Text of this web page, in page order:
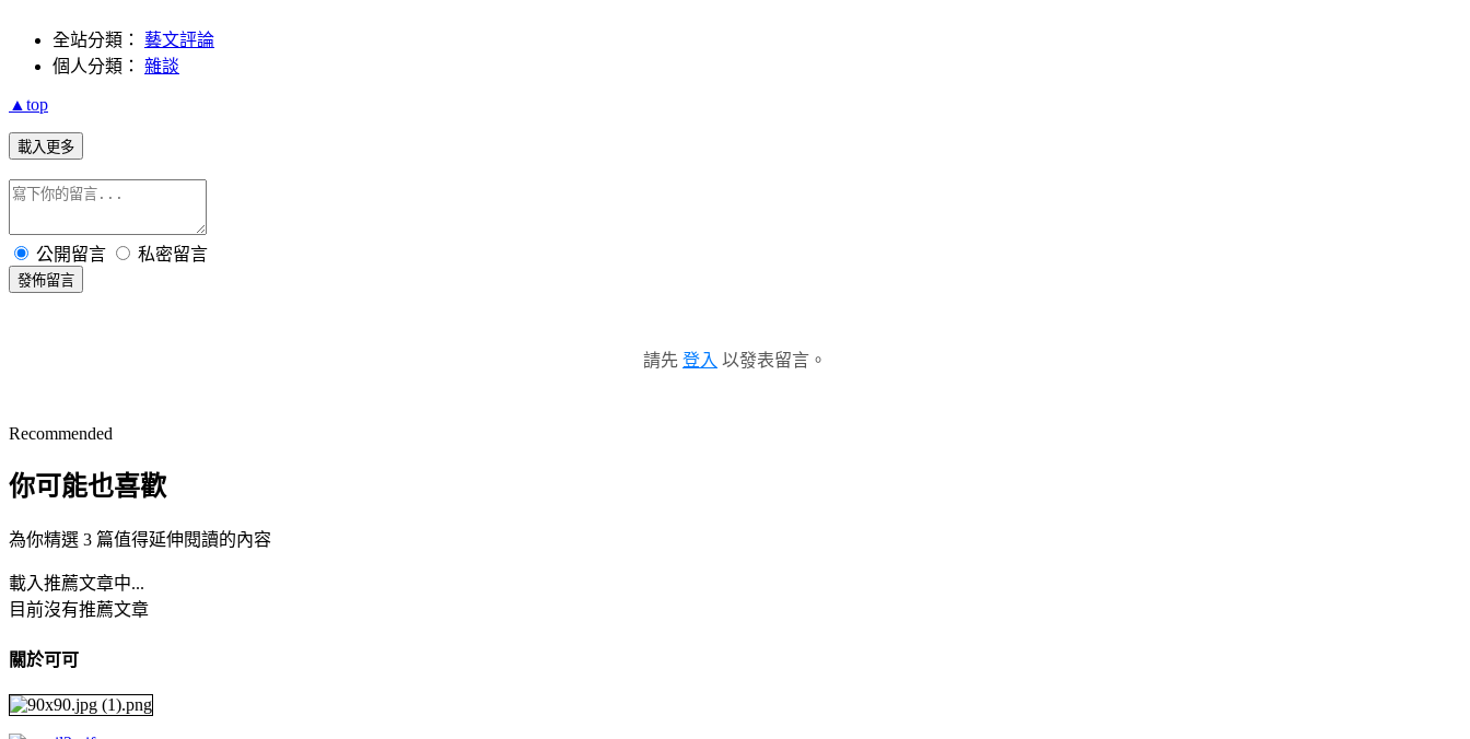
全站分類： 藝文評論
個人分類： 雜談
▲top
載入更多
公開留言 私密留言
發佈留言
請先 登入 以發表留言。
Recommended
你可能也喜歡
為你精選 3 篇值得延伸閱讀的內容
載入推薦文章中...
目前沒有推薦文章
關於可可